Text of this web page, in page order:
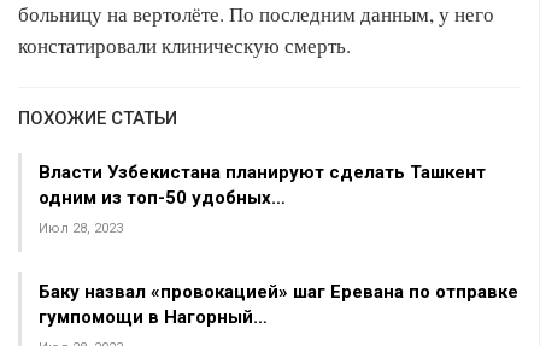
больницу на вертолёте. По последним данным, у него
констатировали клиническую смерть.
ПОХОЖИЕ СТАТЬИ
Власти Узбекистана планируют сделать Ташкент
одним из топ-50 удобных…
Июл 28, 2023
Баку назвал «провокацией» шаг Еревана по отправке
гумпомощи в Нагорный…